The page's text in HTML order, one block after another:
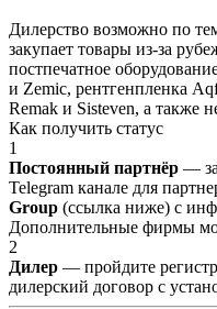
Дилерство возможно по
закупает товары из-за
постпечатное
и Zemic, рентгенпленка
Remak и Sisteven, а также
Как получить статус
1
Постоянный партнёр —
Telegram канале для
Group (ссылка ниже) с
Дополнительные фирмы
2
Дилер — пройдите
дилерский договор с